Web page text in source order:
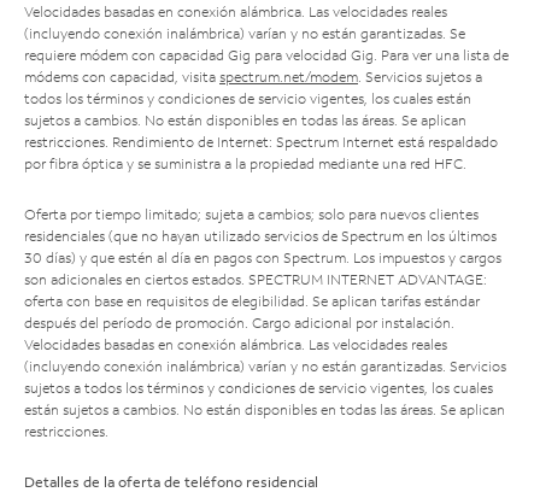
Velocidades basadas en conexión alámbrica. Las velocidades reales
(incluyendo conexión inalámbrica) varían y no están garantizadas. Se
requiere módem con capacidad Gig para velocidad Gig. Para ver una lista de
módems con capacidad, visita spectrum.net/modem . Servicios sujetos a
todos los términos y condiciones de servicio vigentes, los cuales están
sujetos a cambios. No están disponibles en todas las áreas. Se aplican
restricciones. Rendimiento de Internet: Spectrum Internet está respaldado
por fibra óptica y se suministra a la propiedad mediante una red HFC.
Oferta por tiempo limitado; sujeta a cambios; solo para nuevos clientes
residenciales (que no hayan utilizado servicios de Spectrum en los últimos
30 días) y que estén al día en pagos con Spectrum. Los impuestos y cargos
son adicionales en ciertos estados. SPECTRUM INTERNET ADVANTAGE:
oferta con base en requisitos de elegibilidad. Se aplican tarifas estándar
después del período de promoción. Cargo adicional por instalación.
Velocidades basadas en conexión alámbrica. Las velocidades reales
(incluyendo conexión inalámbrica) varían y no están garantizadas. Servicios
sujetos a todos los términos y condiciones de servicio vigentes, los cuales
están sujetos a cambios. No están disponibles en todas las áreas. Se aplican
restricciones.
Detalles de la oferta de teléfono residencial